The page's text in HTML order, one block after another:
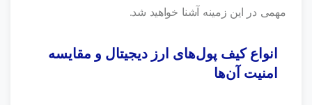
مهمی در این زمینه آشنا خواهید شد.
انواع کیف پول‌های ارز دیجیتال و مقایسه
امنیت آن‌ها